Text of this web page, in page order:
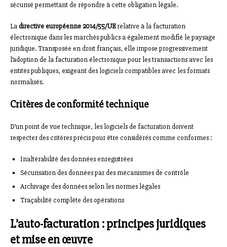
sécurisé permettant de répondre à cette obligation légale.
Ladirective européenne 2014/55/UErelative à la facturation
électronique dans les marchés publics a également modifié le paysage
juridique. Transposée en droit français, elle impose progressivement
l’adoption de la facturation électronique pour les transactions avec les
entités publiques, exigeant des logiciels compatibles avec les formats
normalisés.
Critères de conformité technique
D’un point de vue technique, les logiciels de facturation doivent
respecter des critères précis pour être considérés comme conformes :
Inaltérabilité des données enregistrées
Sécurisation des données par des mécanismes de contrôle
Archivage des données selon les normes légales
Traçabilité complète des opérations
L’auto-facturation : principes juridiques
et mise en œuvre